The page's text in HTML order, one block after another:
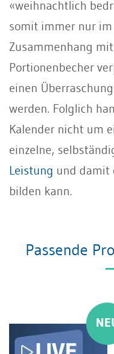
«weihnachtlich
somit immer nur
Zusammenhang
Portionenbecher
einen
werden. Folglich
Kalender nicht um
einzelne,
Leistung und damit
bilden kann.
Passende